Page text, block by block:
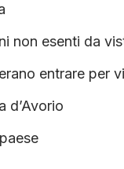
non esenti da
entrare per
d’Avorio